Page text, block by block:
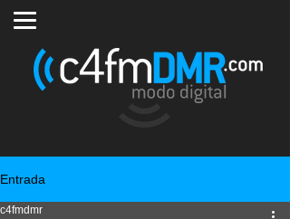
Entrada
c4fmdmr